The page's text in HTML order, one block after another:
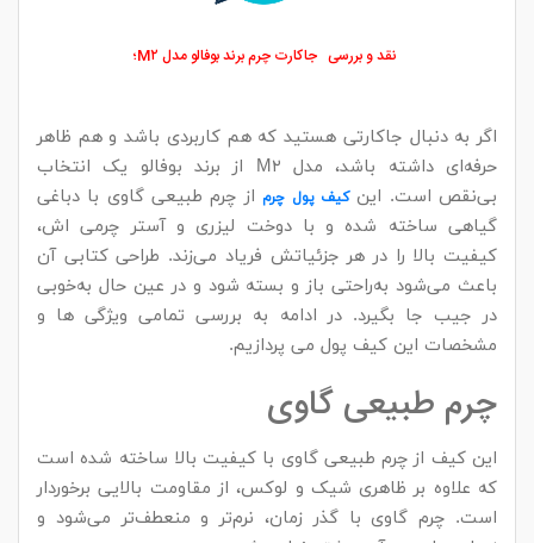
نقد و بررسی جاکارت چرم برند بوفالو مدل M۲؛
اگر به دنبال جاکارتی هستید که هم کاربردی باشد و هم ظاهر
حرفه‌ای داشته باشد، مدل M۲ از برند بوفالو یک انتخاب
بی‌نقص است. این کیف پول چرماز چرم طبیعی گاوی با دباغی
گیاهی ساخته شده و با دوخت لیزری و آستر چرمی‌ اش،
کیفیت بالا را در هر جزئیاتش فریاد می‌زند. طراحی کتابی آن
باعث می‌شود به‌راحتی باز و بسته شود و در عین حال به‌خوبی
در جیب جا بگیرد. در ادامه به بررسی تمامی ویژگی ها و
مشخصات این کیف پول می پردازیم.
چرم طبیعی گاوی
این کیف از چرم طبیعی گاوی با کیفیت بالا ساخته شده است
که علاوه بر ظاهری شیک و لوکس، از مقاومت بالایی برخوردار
است. چرم گاوی با گذر زمان، نرم‌تر و منعطف‌تر می‌شود و